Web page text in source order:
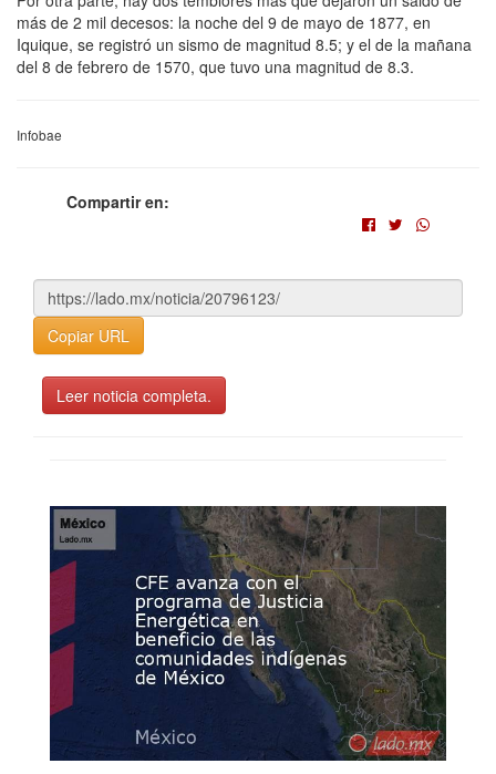
más de 2 mil decesos: la noche del 9 de mayo de 1877, en
Iquique, se registró un sismo de magnitud 8.5; y el de la mañana
del 8 de febrero de 1570, que tuvo una magnitud de 8.3.
Infobae
Compartir en:
Copiar URL
Leer noticia completa.